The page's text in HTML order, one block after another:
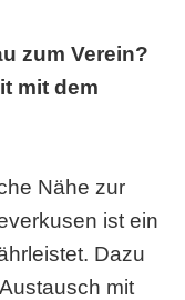
zum Verein?
mit dem
Nähe zur
ist ein
Dazu
mit